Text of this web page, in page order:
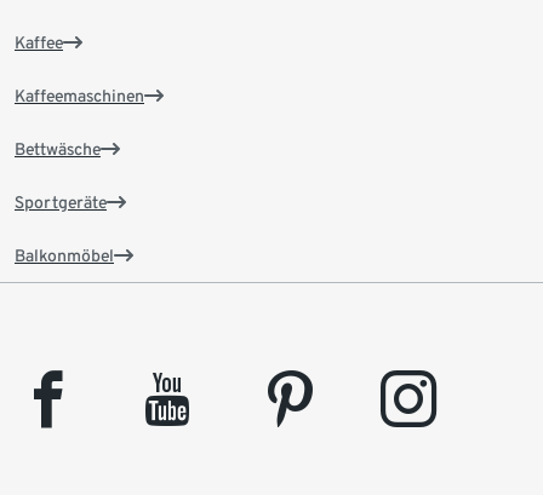
Kaffee
Kaffeemaschinen
Bettwäsche
Sportgeräte
Balkonmöbel
facebook youtube pinterest instagram